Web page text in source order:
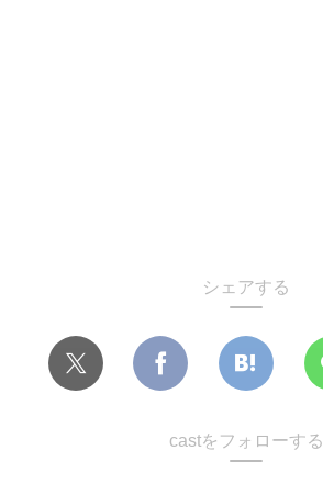
シェアする
castをフォローする